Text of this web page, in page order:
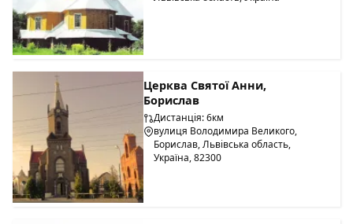
Церква Святої Анни,
Борислав
Дистанція: 6км
вулиця Володимира Великого,
Борислав, Львівська область,
Україна, 82300